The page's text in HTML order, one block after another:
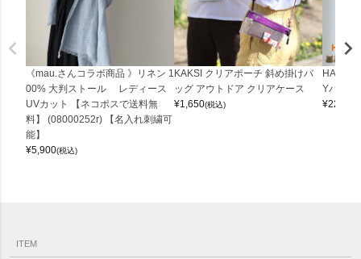
《mau.さんコラボ商品 》リネン 1
00% 大判ストール レディース
UVカット 【ネコポスで送料無
料】 (08000252r) 【名入れ刺繍可
能】
¥5,900(税込)
KAKSI クリアポーチ 斜め掛けバ
ッグ アウトドア クリアケース
¥1,650(税込)
Yバッグ
¥22,000
ITEM